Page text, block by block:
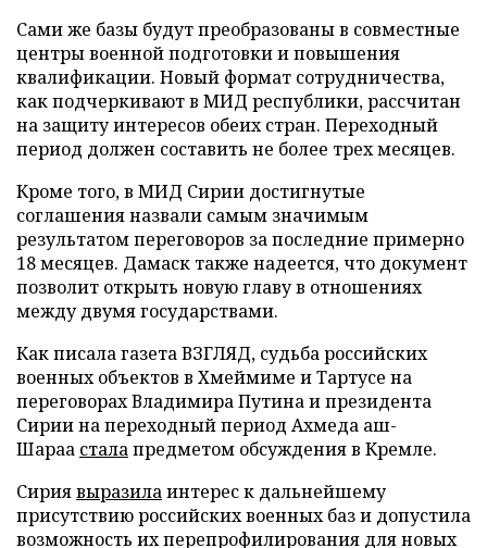
Сами же базы будут преобразованы в совместные
центры военной подготовки и повышения
квалификации. Новый формат сотрудничества,
как подчеркивают в МИД республики, рассчитан
на защиту интересов обеих стран. Переходный
период должен составить не более трех месяцев.
Кроме того, в МИД Сирии достигнутые
соглашения назвали самым значимым
результатом переговоров за последние примерно
18 месяцев. Дамаск также надеется, что документ
позволит открыть новую главу в отношениях
между двумя государствами.
Как писала газета ВЗГЛЯД, судьба российских
военных объектов в Хмеймиме и Тартусе на
переговорах Владимира Путина и президента
Сирии на переходный период Ахмеда аш-
Шараа сталапредметом обсуждения в Кремле.
Сириявыразилаинтерес к дальнейшему
присутствию российских военных баз и допустила
возможность их перепрофилирования для новых